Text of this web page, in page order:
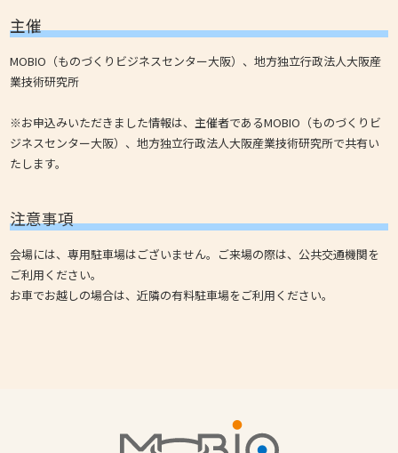
主催
MOBIO（ものづくりビジネスセンター大阪）、地方独立行政法人大阪産
業技術研究所
※お申込みいただきました情報は、主催者であるMOBIO（ものづくりビ
ジネスセンター大阪）、地方独立行政法人大阪産業技術研究所で共有い
たします。
注意事項
会場には、専用駐車場はございません。ご来場の際は、公共交通機関を
ご利用ください。
お車でお越しの場合は、近隣の有料駐車場をご利用ください。